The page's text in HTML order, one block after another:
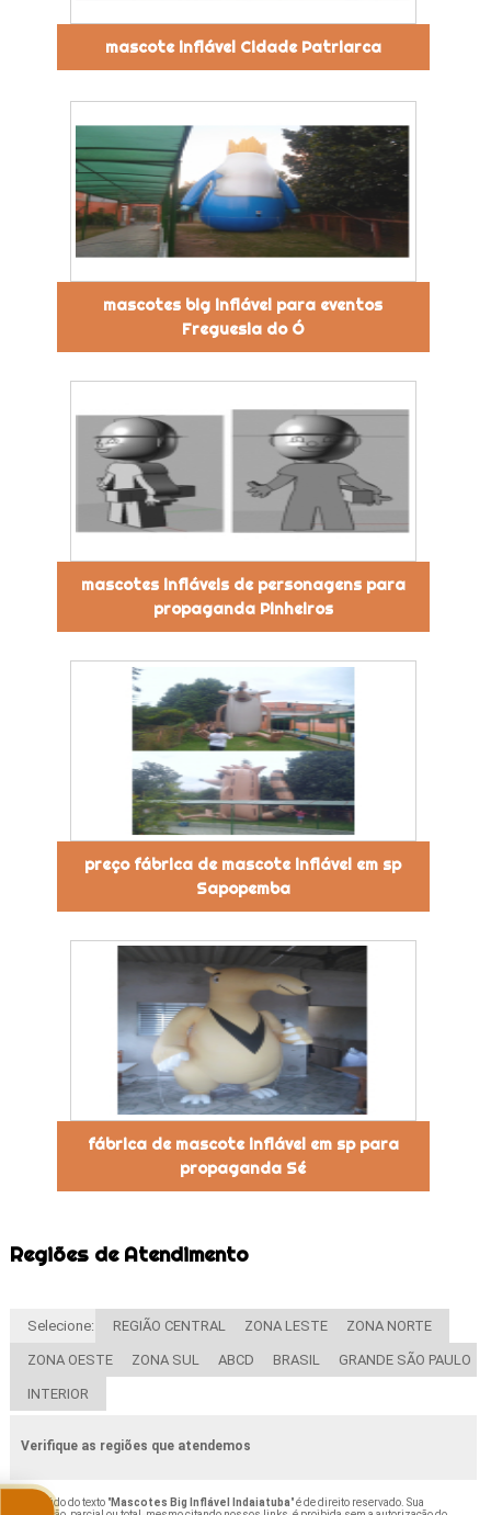
mascote inflável Cidade Patriarca
mascotes big inflável para eventos
Freguesia do Ó
mascotes infláveis de personagens para
propaganda Pinheiros
preço fábrica de mascote inflável em sp
Sapopemba
fábrica de mascote inflável em sp para
propaganda Sé
Regiões de Atendimento
Selecione: REGIÃO CENTRAL ZONA LESTE ZONA NORTE
ZONA OESTE ZONA SUL ABCD BRASIL GRANDE SÃO PAULO
INTERIOR
Verifique as regiões que atendemos
O conteúdo do texto "Mascotes Big Inflável Indaiatuba" é de direito reservado. Sua